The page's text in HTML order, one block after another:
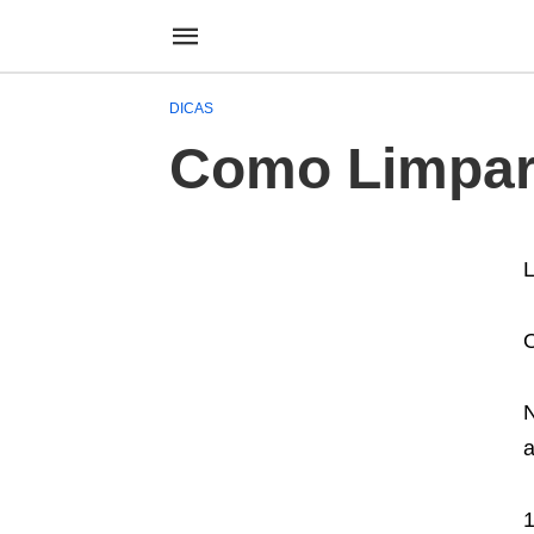
DICAS
Como